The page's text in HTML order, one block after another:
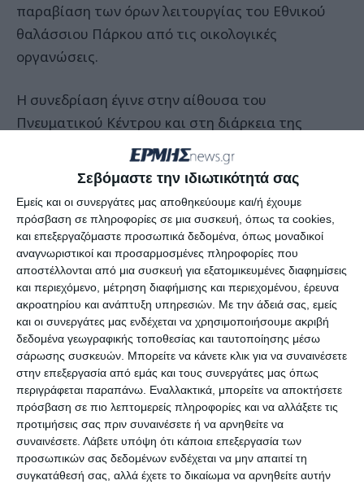
Σεβόμαστε την ιδιωτικότητά σας
Εμείς και οι συνεργάτες μας αποθηκεύουμε και/ή έχουμε
πρόσβαση σε πληροφορίες σε μια συσκευή, όπως τα cookies,
και επεξεργαζόμαστε προσωπικά δεδομένα, όπως μοναδικοί
αναγνωριστικοί και προσαρμοσμένες πληροφορίες που
αποστέλλονται από μια συσκευή για εξατομικευμένες διαφημίσεις
και περιεχόμενο, μέτρηση διαφήμισης και περιεχομένου, έρευνα
ακροατηρίου και ανάπτυξη υπηρεσιών. Με την άδειά σας, εμείς
και οι συνεργάτες μας ενδέχεται να χρησιμοποιήσουμε ακριβή
δεδομένα γεωγραφικής τοποθεσίας και ταυτοποίησης μέσω
σάρωσης συσκευών. Μπορείτε να κάνετε κλικ για να συναινέσετε
στην επεξεργασία από εμάς και τους συνεργάτες μας όπως
περιγράφεται παραπάνω. Εναλλακτικά, μπορείτε να αποκτήσετε
πρόσβαση σε πιο λεπτομερείς πληροφορίες και να αλλάξετε τις
προτιμήσεις σας πριν συναινέσετε ή να αρνηθείτε να
συναινέσετε. Λάβετε υπόψη ότι κάποια επεξεργασία των
προσωπικών σας δεδομένων ενδέχεται να μην απαιτεί τη
συγκατάθεσή σας, αλλά έχετε το δικαίωμα να αρνηθείτε αυτήν
παραβίαση των όρων λειτουργίας του Εθνικού
θαλάσσιου Πάρκου από τις οικολογικές
οργανώσεις.
Η συνεδρίαση έγινε στην αίθουσα του
Πνευματικού Κέντρου και στη διάρκεια της
οποίας πήρε το λόγο ο εκπρόσωπος της εταιρείας
«ΖΑΝΤΕ ΜΑΡΑΘΩΝΗΣΙ ΑΕ» Δ. Ζαχαριάς που είπε
ότι έχει όλες τις νόμιμες άδειες για εργασίες
συντήρησης κτισμάτων και μνημείων που
βρίσκονται εδώ και αιώνες στο χώρο.
Έγινε πλούσιος διάλογος με την παρουσία των
μελών της Επιτροπής και άλλων ενδιαφερομένων
από το χώρο του τουρισμού και επισημάνθηκε
από την Αντιδήμαρχο Αγγελική Αυγουστίνου ότι
δόθηκε η δυνατότητα δημόσιου διαλόγου για να
έλθουν όλα στο φως με απόλυτη διαφάνεια.
Αφήστε ένα σχόλιο